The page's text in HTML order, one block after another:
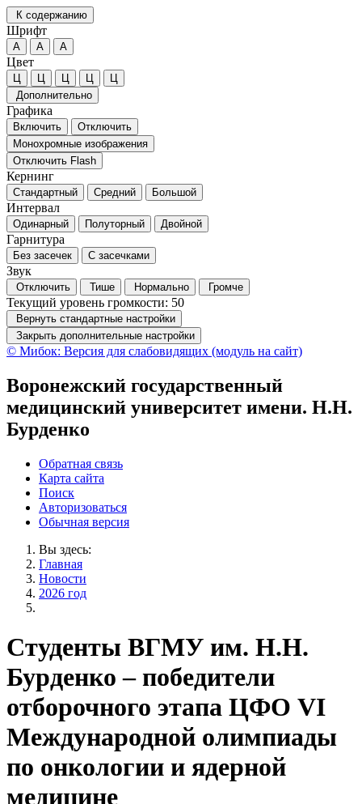
К содержанию
Шрифт
А А А
Цвет
Ц Ц Ц Ц
Ц
Дополнительно
Графика
Включить
Отключить
Монохромные изображения
Отключить Flash
Кернинг
Стандартный Средний Большой
Интервал
Одинарный Полуторный Двойной
Гарнитура
Без засечек С засечками
Звук
Отключить Тише Нормально Громче
Текущий уровень громкости: 50
Вернуть стандартные настройки
Закрыть дополнительные настройки
© Мибок: Версия для слабовидящих (модуль на сайт)
Воронежский государственный
медицинский университет имени. Н.Н.
Бурденко
Обратная связь
Карта сайта
Поиск
Авторизоваться
Обычная версия
Вы здесь:
Главная
Новости
2026 год
Студенты ВГМУ им. Н.Н.
Бурденко – победители
отборочного этапа ЦФО VI
Международной олимпиады
по онкологии и ядерной
медицине